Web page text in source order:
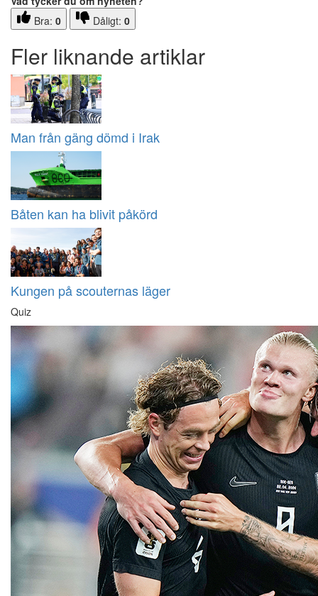
Bra: 0 Dåligt: 0
Fler liknande artiklar
Man från gäng dömd i Irak
Båten kan ha blivit påkörd
Kungen på scouternas läger
Quiz